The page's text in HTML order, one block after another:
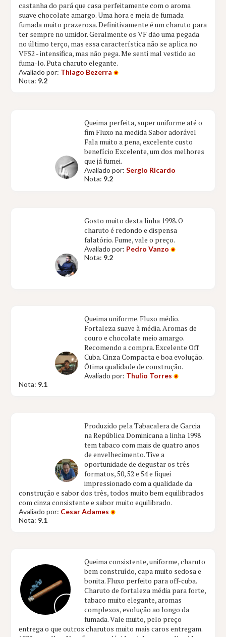
castanha do pará que casa perfeitamente com o aroma
suave chocolate amargo. Uma hora e meia de fumada
fumada muito prazerosa. Definitivamente é um charuto para
ter sempre no umidor. Geralmente os VF dão uma pegada
no último terço, mas essa característica não se aplica no
VF52 - intensifica, mas não pega. Me senti mal vestido ao
fuma-lo. Puta charuto elegante.
Avaliado por: Thiago Bezerra
Nota: 9.2
Queima perfeita, super uniforme até o
fim Fluxo na medida Sabor adorável
Fala muito a pena, excelente custo
benefício Excelente, um dos melhores
que já fumei.
Avaliado por:Sergio Ricardo
Nota: 9.2
Gosto muito desta linha 1998. O
charuto é redondo e dispensa
falatório. Fume, vale o preço.
Avaliado por: Pedro Vanzo
Nota: 9.2
Queima uniforme. Fluxo médio.
Fortaleza suave à média. Aromas de
couro e chocolate meio amargo.
Recomendo a compra. Excelente Off
Cuba. Cinza Compacta e boa evolução.
Ótima qualidade de construção.
Avaliado por: Thulio Torres
Nota: 9.1
Produzido pela Tabacalera de Garcia
na República Dominicana a linha 1998
tem tabaco com mais de quatro anos
de envelhecimento. Tive a
oportunidade de degustar os três
formatos, 50, 52 e 54 e fiquei
impressionado com a qualidade da
construção e sabor dos três, todos muito bem equilibrados
com cinza consistente e sabor muito equilibrado.
Avaliado por: Cesar Adames
Nota: 9.1
Queima consistente, uniforme, charuto
bem construído, capa muito sedosa e
bonita. Fluxo perfeito para off-cuba.
Charuto de fortaleza média para forte,
tabaco muito elegante, aromas
complexos, evolução ao longo da
fumada. Vale muito, pelo preço
entrega o que outros charutos muito mais caros entregam.